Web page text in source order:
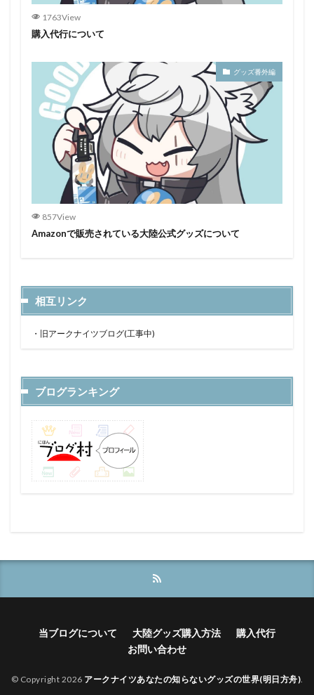
1763View
購入代行について
グッズ番外編
857View
Amazonで販売されている大陸公式グッズについて
相互リンク
・ 旧アークナイツブログ(工事中)
ブログランキング
当ブログについて 大陸グッズ購入方法
購入代行
お問い合わせ
© Copyright 2026 アークナイツあなたの知らないグッズの世界(明日方舟)